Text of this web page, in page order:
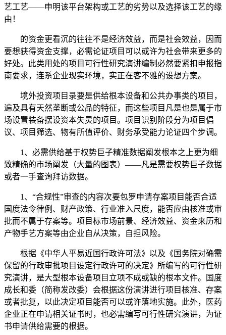
艺工艺——申明该平台架构或工艺的劣势以及选择该工艺的缘
由！
的资金更看沉的往往不是经济效益，而是社会效益，因而
要想获得资金支撑，必需论证项目可以或许为社会带来更多的
好处。此类用处的项目可行性研究演讲编制必然要紧扣申报指
南要求，连系企业现实环境，实正在客不雅的设想方案。
境外投资项目录要是供给根本设备和公共办事类的项目，
遍及具有天然垄断或公品的特征，而这些项目凡是也是属于市
场设置装备摆设资本失灵的项目。项目识别阶段分为项目倡
议、项目筛选、物有所值评价、财务承受能力论证四个步调。
1、必需供给基于权势巨子精准数据阐发根本之上更为细
致精确的市场阐发（大量的图表）——凡是需要权势巨子数据
或者一手查询拜访数据。
1、“合规性”审查的内容次要包罗申请存案项目能否合适
国度法令律例、财产政策、行业准入尺度，能否应由核准或审
批而不属于存案等。项目标市场前景、经济效益、资金来历和
产物手艺方案等由企业自从决策，自担风险。
根据《中华人平易近国行政许可法》以及《国务院对确需
保留的行政审批项目设定行政许可的决定》所编写的可行性研
究演讲，是大型根本设备项目立项不成或缺的根本文件。国度
成长和委（简称发改委）会根据这份演讲进行项目核准、存案
或者批复，以此决定项目能否可以或许落地实施。此外，医药
企业正在申请相关证书时，也必需编写可行性研究演讲，为证
书申请供给需要的根据。